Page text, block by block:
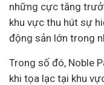
những cực tăng
khu vực thu hút sự
động sản lớn trong
Trong số đó, Noble
khi tọa lạc tại khu